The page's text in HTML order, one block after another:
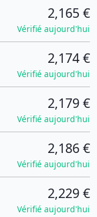
2,165 €
Vérifié aujourd'hui
2,174 €
Vérifié aujourd'hui
2,179 €
Vérifié aujourd'hui
2,186 €
Vérifié aujourd'hui
2,229 €
Vérifié aujourd'hui